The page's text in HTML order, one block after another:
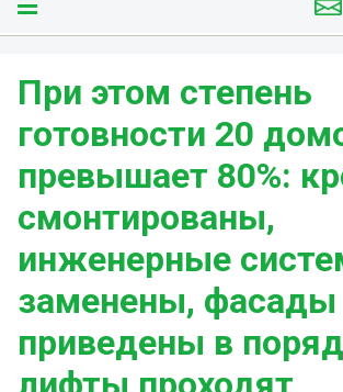
️При этом степень
готовности 20
превышает 80%:
смонтированы,
инженерные
заменены, фасады
приведены в